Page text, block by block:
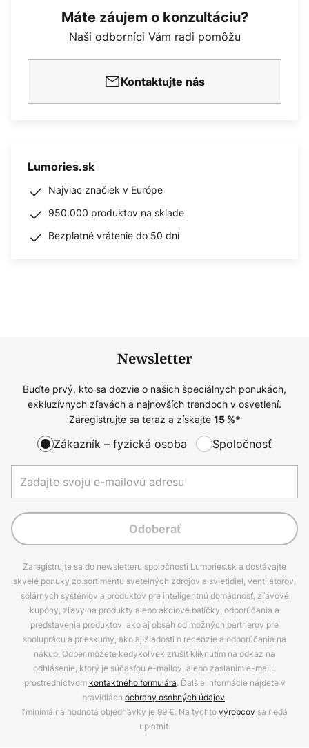
Máte záujem o konzultáciu?
Naši odborníci Vám radi pomôžu
Kontaktujte nás
Lumories.sk
Najviac značiek v Európe
950.000 produktov na sklade
Bezplatné vrátenie do 50 dní
Newsletter
Buďte prvý, kto sa dozvie o našich špeciálnych ponukách,
exkluzívnych zľavách a najnovších trendoch v osvetlení.
Zaregistrujte sa teraz a získajte 15%*
Zákazník – fyzická osoba Spoločnosť
Odoberať
Zaregistrujte sa do newsletteru spoločnosti Lumories.sk a dostávajte
skvelé ponuky zo sortimentu svetelných zdrojov a svietidiel, ventilátorov,
solárnych systémov a produktov pre inteligentnú domácnosť, zľavové
kupóny, zľavy na produkty alebo akciové balíčky, odporúčania a
predstavenia produktov, ako aj obsah od možných partnerov pre
spoluprácu a prieskumy, ako aj žiadosti o recenzie a odporúčania na
nákup. Odber môžete kedykoľvek zrušiť kliknutím na odkaz na
odhlásenie, ktorý je súčasťou e-mailov, alebo zaslaním e-mailu
prostredníctvom kontaktného formulára. Ďalšie informácie nájdete v
pravidlách ochrany osobných údajov.
*minimálna hodnota objednávky je 99 €. Na týchtovýrobcov sa nedá
uplatniť.